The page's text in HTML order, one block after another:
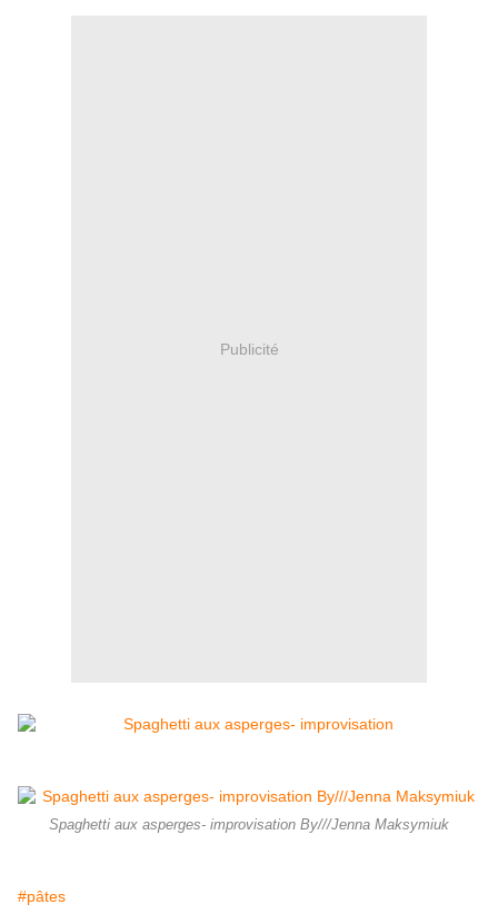
Publicité
Spaghetti aux asperges- improvisation By///Jenna Maksymiuk
#pâtes